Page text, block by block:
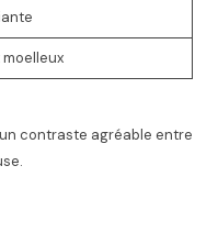
contraste agréable entre